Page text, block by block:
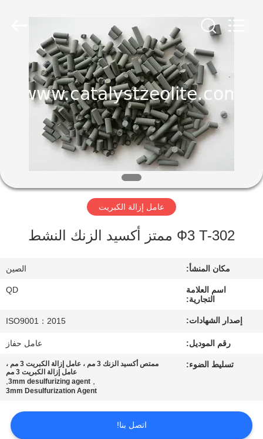
منتجات
معلومات
جولة
المعمل
رقابة
اتصل
حالات
عامل إزالة الكبريت
Ф3 T-302 ممتز أكسيد الزنك النشط
مكان المنشأ: الصين
اسم العلامة
التجارية:
QD
إصدار الشهادات: ISO9001：2015
رقم الموديل: عامل حفاز
تسليط الضوء:
ممتص أكسيد الزنك 3 مم ، عامل إزالة الكبريت 3 مم ،
عامل إزالة الكبريت 3 مم
,
3mm desulfurizing agent
,
3mm Desulfurization Agent
اتصل بنا!